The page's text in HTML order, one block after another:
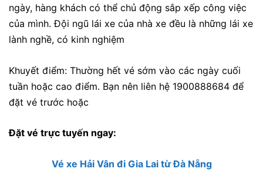
ngày, hàng khách có thể chủ động sắp xếp công việc
của mình. Đội ngũ lái xe của nhà xe đều là những lái xe
lành nghề, có kinh nghiệm
Khuyết điểm: Thường hết vé sớm vào các ngày cuối
tuần hoặc cao điểm. Bạn nên liên hệ 1900888684 để
đặt vé trước hoặc
Đặt vé trực tuyến ngay:
Vé xe Hải Vân đi Gia Lai từ Đà Nẵng